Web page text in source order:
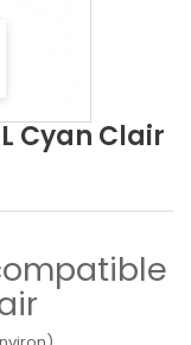
Cyan Clair